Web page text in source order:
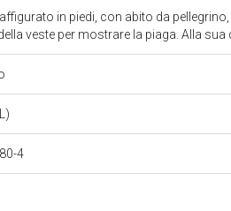
in piedi, con abito da
veste per mostrare la piaga. Alla
4